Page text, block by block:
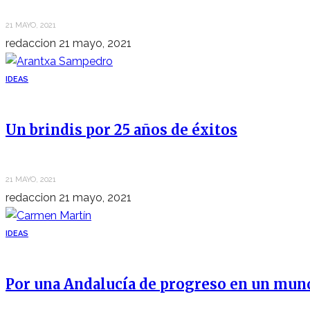
21 MAYO, 2021
redaccion 21 mayo, 2021
IDEAS
Un brindis por 25 años de éxitos
21 MAYO, 2021
redaccion 21 mayo, 2021
IDEAS
Por una Andalucía de progreso en un